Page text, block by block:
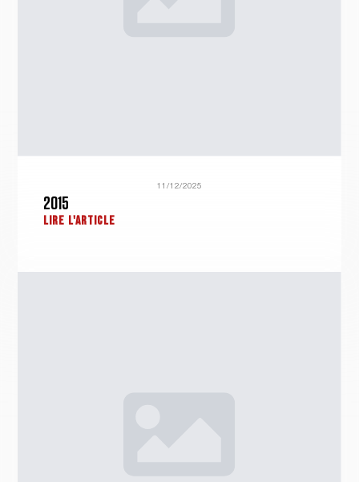
11/12/2025
2015
LIRE L'ARTICLE